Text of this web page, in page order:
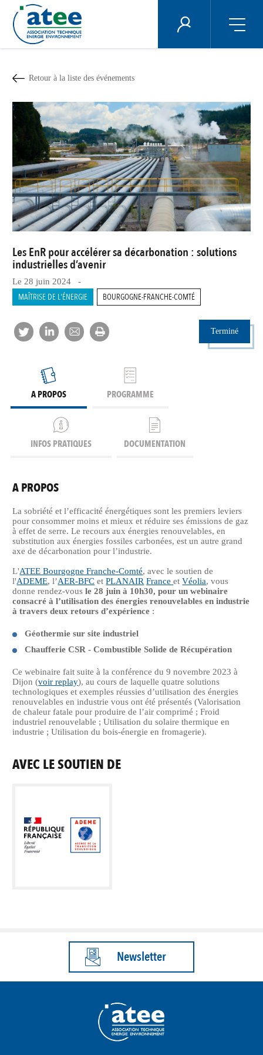
contenu
principal
ÉNERGIE PLUS
Retour à la liste des événements
Les EnR pour accélérer sa décarbonation : solutions
industrielles d’avenir
Le 28 juin 2024 -
MAÎTRISE DE L'ÉNERGIE BOURGOGNE-FRANCHE-COMTÉ
Terminé
A PROPOS PROGRAMME
INFOS PRATIQUES DOCUMENTATION
A PROPOS
La sobriété et l’efficacité énergétiques sont les premiers leviers
pour consommer moins et mieux et réduire ses émissions de gaz
à effet de serre. Le recours aux énergies renouvelables, en
substitution aux énergies fossiles carbonées, est un autre grand
axe de décarbonation pour l’industrie.
L'ATEE Bourgogne Franche-Comté, avec le soutien de
l'ADEME, l’AER-BFC etPLANAIR FranceetVéolia, vous
donne rendez-vousle 28 juin à 10h30, pour un webinaire
consacré à l’utilisation des énergies renouvelables en industrie
à travers deux retours d’expérience :
Géothermie sur site industriel
Chaufferie CSR - Combustible Solide de Récupération
Ce webinaire fait suite à la conférence du 9 novembre 2023 à
Dijon (voir replay), au cours de laquelle quatre solutions
technologiques et exemples réussies d’utilisation des énergies
renouvelables en industrie vous ont été présentés (Valorisation
de chaleur fatale pour produire de l’air comprimé ; Froid
industriel renouvelable ; Utilisation du solaire thermique en
industrie ; Utilisation du bois-énergie en fromagerie).
AVEC LE SOUTIEN DE
Newsletter
Panneau de gestion des cookies